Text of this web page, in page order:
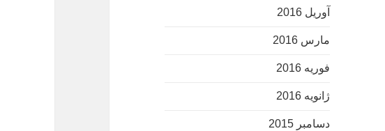
آوریل 2016
مارس 2016
فوریه 2016
ژانویه 2016
دسامبر 2015